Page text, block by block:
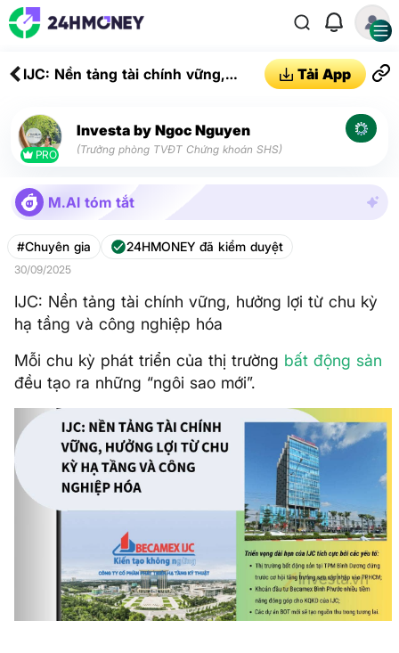
IJC: Nền tảng tài chính vững,
công nghiệp hóa
Tải App
PRO
Investa by Ngoc Nguyen
(Trưởng phòng TVĐT Chứng khoán SHS)
M.AI tóm tắt
#Chuyên gia 24HMONEY đã kiểm duyệt
30/09/2025
IJC: Nền tảng tài chính vững, hưởng lợi từ chu kỳ
hạ tầng và công nghiệp hóa
Mỗi chu kỳ phát triển của thị trường bất động sản
đều tạo ra những “ngôi sao mới”.